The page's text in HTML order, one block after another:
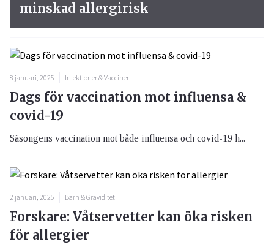
8 januari, 2025 Infektioner & Vacciner
Dags för vaccination mot influensa &
covid-19
Säsongens vaccination mot både influensa och covid-19 h...
2 januari, 2025 Barn & Graviditet
Forskare: Våtservetter kan öka risken
för allergier
minskad allergirisk